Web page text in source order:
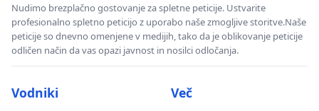
Nudimo brezplačno gostovanje za spletne peticije. Ustvarite
profesionalno spletno peticijo z uporabo naše zmogljive storitve.Naše
peticije so dnevno omenjene v medijih, tako da je oblikovanje peticije
odličen način da vas opazi javnost in nosilci odločanja.
Vodniki Več